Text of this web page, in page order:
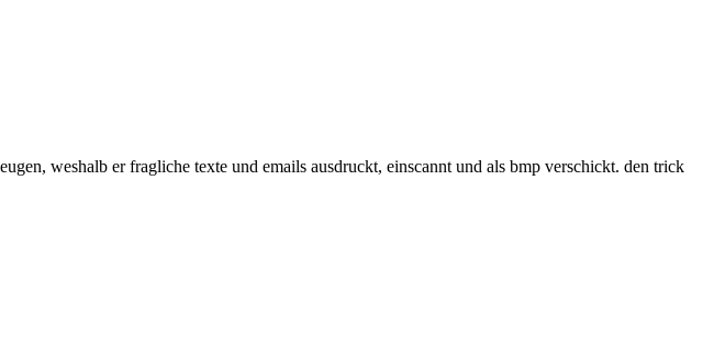
weshalb er fragliche texte und emails ausdruckt, einscannt und als bmp verschickt. den trick